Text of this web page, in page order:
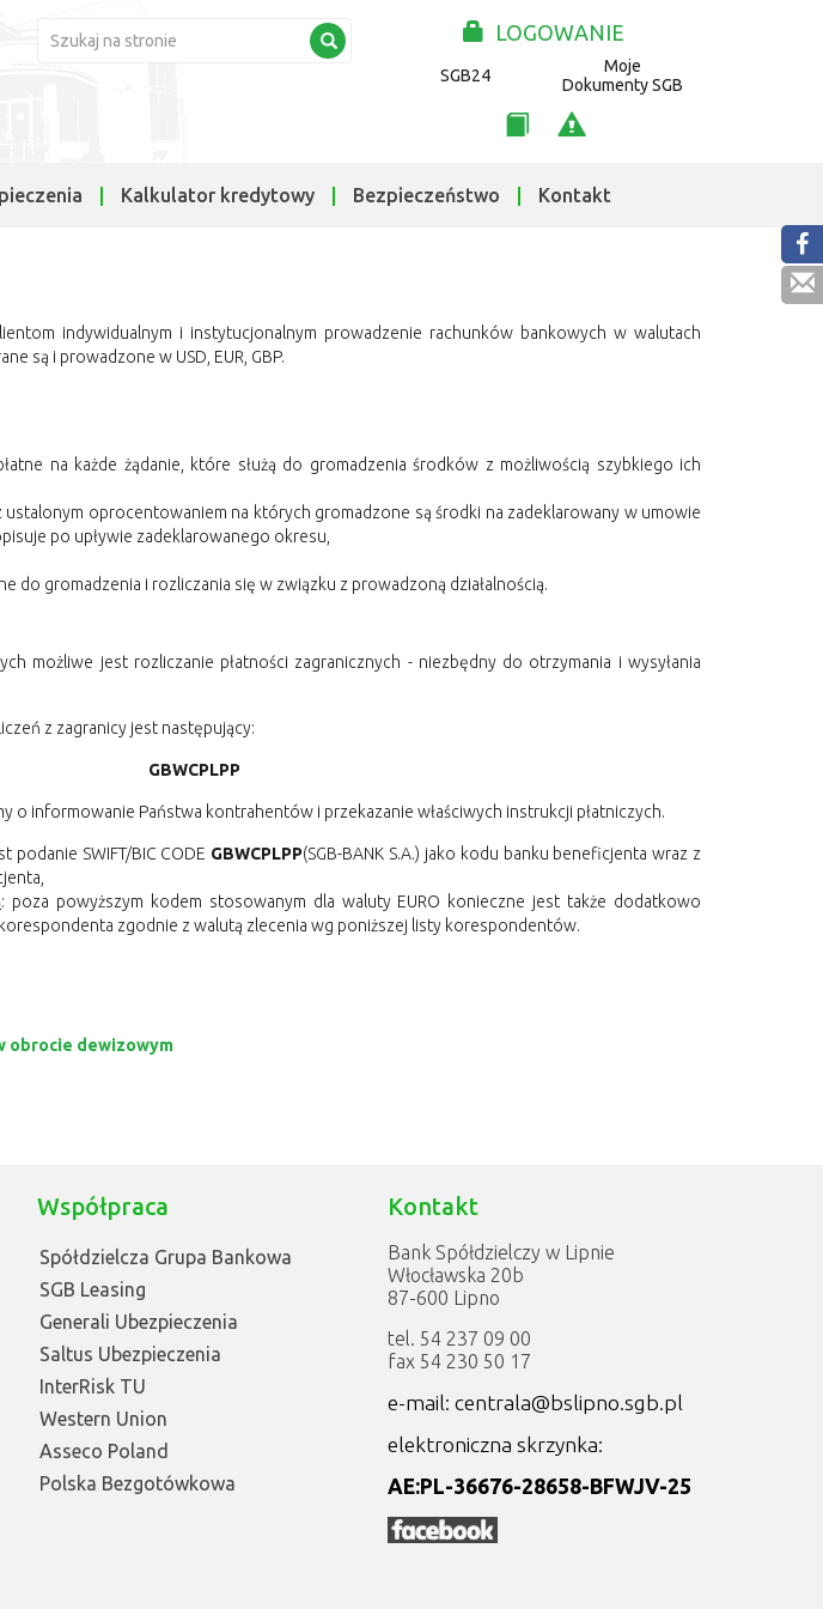
LOGOWANIE
SGB24
Moje
Dokumenty SGB
Kalkulator kredytowy Bezpieczeństwo Kontakt
indywidualnym i instytucjonalnym prowadzenie rachunków bankowych w walutach
są i prowadzone w USD, EUR, GBP.
na każde żądanie, które służą do gromadzenia środków z możliwością szybkiego ich
oprocentowaniem na których gromadzone są środki na zadeklarowany w umowie
po upływie zadeklarowanego okresu,
do gromadzenia i rozliczania się w związku z prowadzoną działalnością.
możliwe jest rozliczanie płatności zagranicznych - niezbędny do otrzymania i wysyłania
z zagranicy jest następujący:
GBWCPLPP
o informowanie Państwa kontrahentów i przekazanie właściwych instrukcji płatniczych.
podanie SWIFT/BIC CODE GBWCPLPP(SGB-BANK S.A.) jako kodu banku beneficjenta wraz z
: poza powyższym kodem stosowanym dla waluty EURO konieczne jest także dodatkowo
zgodnie z walutą zlecenia wg poniższej listy korespondentów.
obrocie dewizowym
Współpraca
Spółdzielcza Grupa Bankowa
SGB Leasing
Generali Ubezpieczenia
Saltus Ubezpieczenia
InterRisk TU
Western Union
Asseco Poland
Polska Bezgotówkowa
Kontakt
Bank Spółdzielczy w Lipnie
Włocławska 20b
87-600 Lipno
tel. 54 237 09 00
fax 54 230 50 17
e-mail: centrala@bslipno.sgb.pl
elektroniczna skrzynka:
AE:PL-36676-28658-BFWJV-25